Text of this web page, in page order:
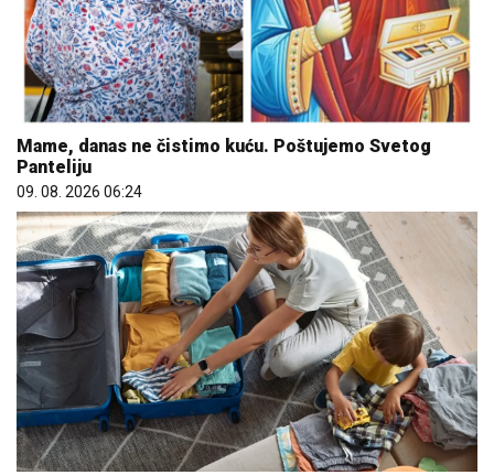
Mame, danas ne čistimo kuću. Poštujemo Svetog
Panteliju
09. 08. 2026 06:24